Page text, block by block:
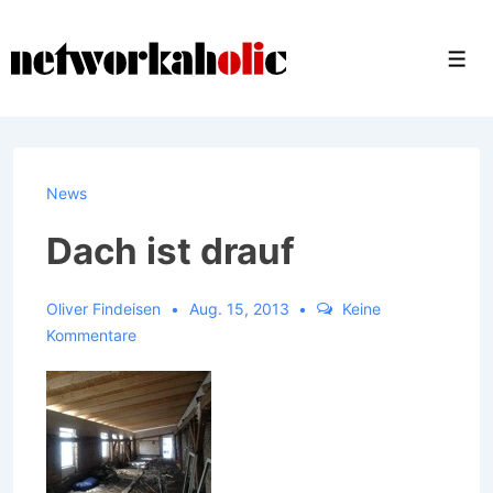
Zum
Inhalt
News
Dach ist drauf
Oliver Findeisen Aug. 15, 2013
Keine
Kommentare